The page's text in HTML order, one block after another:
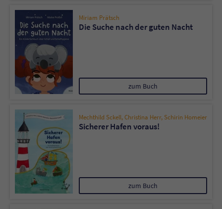
Miriam Prätsch
Die Suche nach der guten Nacht
zum Buch
Mechthild Sckell,Christina Herr, Schirin Homeier
Sicherer Hafen voraus!
zum Buch
Name tx_pwcomments_ahash
Anbieter
Laufzeit
Zweck Cookie für Kommentare einzelner Buchtitel
Name fe_typo_user
Anbieter
Laufzeit Session
Dieses Cookie gewährleistet die